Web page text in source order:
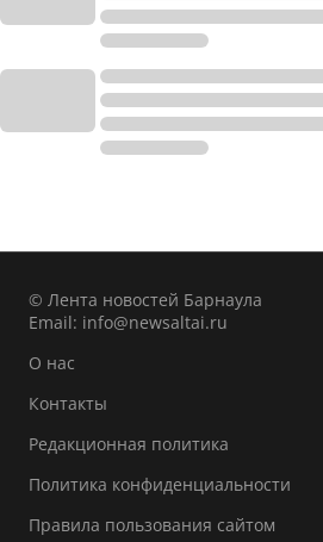
© Лента новостей Барнаула
Email: info@newsaltai.ru
О нас
Контакты
Редакционная политика
Политика конфиденциальности
Правила пользования сайтом